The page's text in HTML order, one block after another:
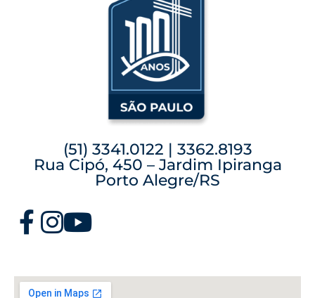
(51) 3341.0122 | 3362.8193
Rua Cipó, 450 – Jardim Ipiranga
Porto Alegre/RS